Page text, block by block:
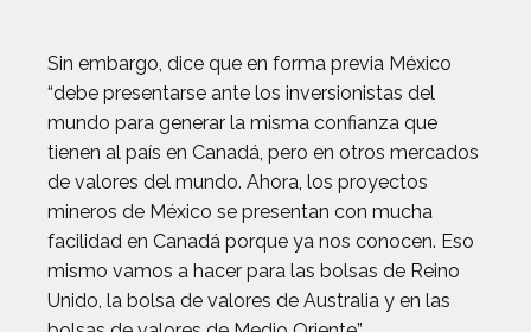
Sin embargo, dice que en forma previa México
“debe presentarse ante los inversionistas del
mundo para generar la misma confianza que
tienen al país en Canadá, pero en otros mercados
de valores del mundo. Ahora, los proyectos
mineros de México se presentan con mucha
facilidad en Canadá porque ya nos conocen. Eso
mismo vamos a hacer para las bolsas de Reino
Unido, la bolsa de valores de Australia y en las